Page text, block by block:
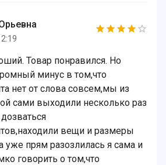
Товар понравился. Но
минус в том,что
нет от слова совсем,мы из
сами выходили несколько раз
вещи и размеры
уже прям разозлилась я сама и
говорить о том,что